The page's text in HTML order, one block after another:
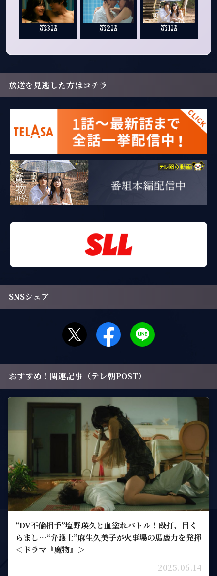
第3話 第2話 第1話
放送を見逃した方はコチラ
SNSシェア
おすすめ！関連記事（テレ朝POST）
“DV不倫相手”塩野瑛久と血塗れバトル！殴打、目く
らまし…“弁護士”麻生久美子が火事場の馬鹿力を発揮
＜ドラマ『魔物』＞
2025.06.14